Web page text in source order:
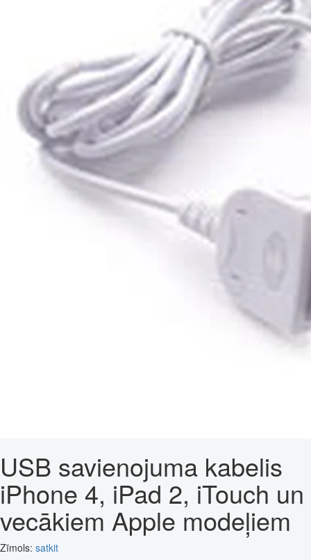
USB savienojuma kabelis
iPhone 4, iPad 2, iTouch un
vecākiem Apple modeļiem
Zīmols: satkit